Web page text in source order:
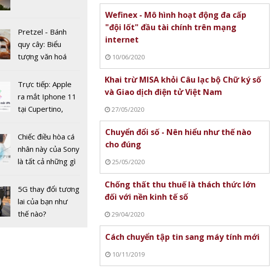
Winner X với
Yamaha Exciter
RC ngày càng
ExMotion: Có
xứng đáng 105
triệu đồng?
Pretzel - Bánh
quy cây: Biểu
tượng văn hoá
tranh cãi về nguồn
gốc
Trực tiếp: Apple
ra mắt Iphone 11
tại Cupertino,
Chiếc điều hòa cá
nhân này của Sony
là tất cả những gì
sót qua mùa hè
nóng nực
5G thay đổi tương
lai của bạn như
thế nào?
Wefinex - Mô hình hoạt động đa cấp
"đội lốt" đầu tài chính trên mạng
internet
10/06/2020
Khai trừ MISA khỏi Câu lạc bộ Chữ ký số
và Giao dịch điện tử Việt Nam
27/05/2020
Chuyển đổi số - Nên hiểu như thế nào
cho đúng
25/05/2020
Chống thất thu thuế là thách thức lớn
đối với nền kinh tế số
29/04/2020
Cách chuyển tập tin sang máy tính mới
10/11/2019